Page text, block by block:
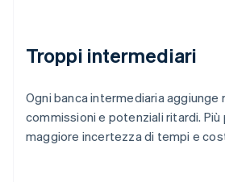
Troppi intermediari
Ogni banca intermediaria aggiunge
commissioni e potenziali ritardi.
maggiore incertezza di tempi e